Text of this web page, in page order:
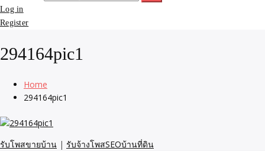
Log in
Register
294164pic1
Home
294164pic1
รับโพสขายบ้าน | รับจ้างโพสSEOบ้านที่ดิน